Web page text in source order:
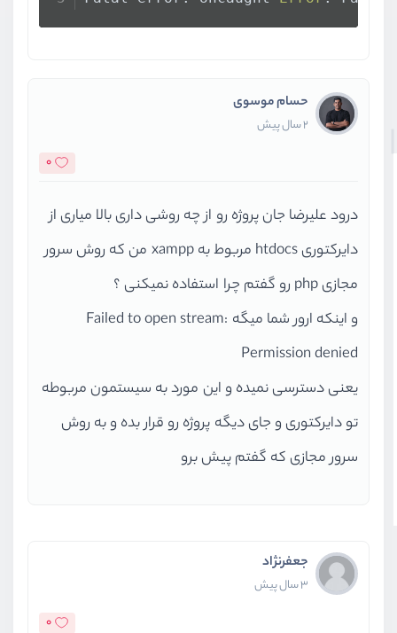
حسام موسوی
2 سال پیش
0
درود علیرضا جان پروژه رو از چه روشی داری بالا میاری از
دایرکتوری htdocs مربوط به xampp من که روش سرور
مجازی php رو گفتم چرا استفاده نمیکنی ؟
و اینکه ارور شما میگه Failed to open stream:
Permission denied
یعنی دسترسی نمیده و این مورد به سیستمون مربوطه
تو دایرکتوری و جای دیگه پروژه رو قرار بده و به روش
سرور مجازی که گفتم پیش برو
جعفرنژاد
3 سال پیش
0